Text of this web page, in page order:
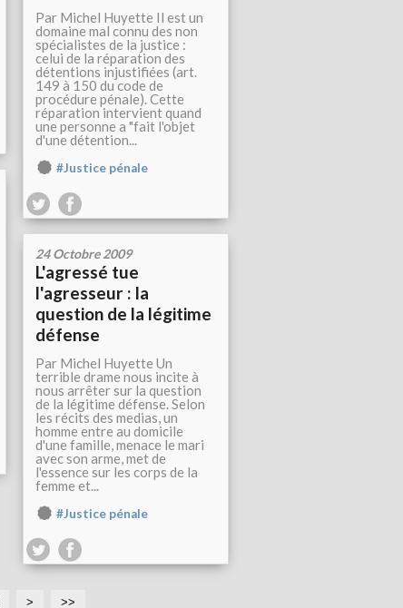
Par Michel Huyette Il est un
domaine mal connu des non
spécialistes de la justice :
celui de la réparation des
détentions injustifiées (art.
149 à 150 du code de
procédure pénale). Cette
réparation intervient quand
une personne a "fait l'objet
d'une détention...
#Justice pénale
24 Octobre 2009
L'agressé tue
l'agresseur : la
question de la légitime
défense
Par Michel Huyette Un
terrible drame nous incite à
nous arrêter sur la question
de la légitime défense. Selon
les récits des medias, un
homme entre au domicile
d'une famille, menace le mari
avec son arme, met de
l'essence sur les corps de la
femme et...
#Justice pénale
> >>